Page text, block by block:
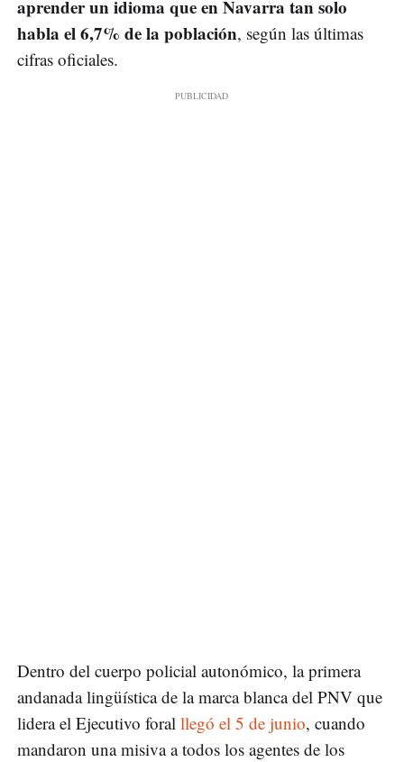
aprender un idioma que en Navarra tan solo
habla el 6,7% de la población, según las últimas
cifras oficiales.
Dentro del cuerpo policial autonómico, la primera
andanada lingüística de la marca blanca del PNV que
lidera el Ejecutivo foral llegó el 5 de junio, cuando
mandaron una misiva a todos los agentes de los